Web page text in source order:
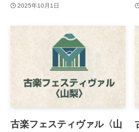
2025年10月1日
古楽フェスティヴァル〈山